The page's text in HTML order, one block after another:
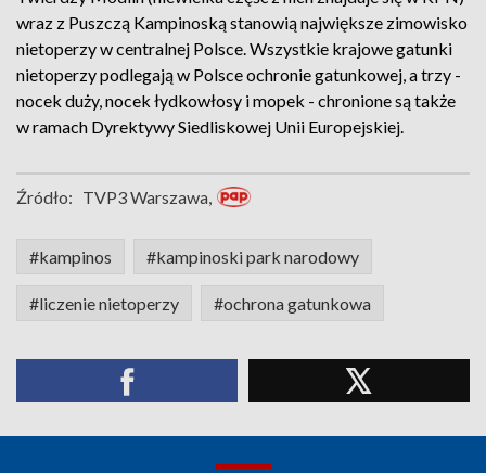
wraz z Puszczą Kampinoską stanowią największe zimowisko
nietoperzy w centralnej Polsce. Wszystkie krajowe gatunki
nietoperzy podlegają w Polsce ochronie gatunkowej, a trzy -
nocek duży, nocek łydkowłosy i mopek - chronione są także
w ramach Dyrektywy Siedliskowej Unii Europejskiej.
Źródło: TVP3 Warszawa,
#kampinos #kampinoski park narodowy
#liczenie nietoperzy #ochrona gatunkowa